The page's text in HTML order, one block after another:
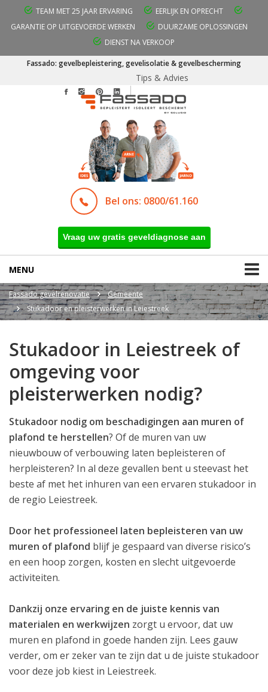
TEAM MET 25 JAAR ERVARING
EERLIJK EN OPRECHT
GARANTIE OP UITGEVOERDE WERKEN
DUURZAME OPLOSSINGEN
DIENST NA VERKOOP
Fassado: gevelbepleistering, gevelisolatie & gevelbescherming
Tips & Advies
Bel ons: 0800/61.160
Vraag uw gratis geveldiagnose aan
MENU
Fassado gevelrenovatie
Gemeente
Stukadoor en pleisterwerken in Leiestreek
Stukadoor in Leiestreek of
omgeving voor
pleisterwerken nodig?
Stukadoor nodig om beschadigingen aan muren of
plafond te herstellen? Of de muren van uw
nieuwbouw of verbouwing laten bepleisteren of
herpleisteren? In al deze gevallen bent u steevast het
beste af met het inhuren van een ervaren stukadoor in
de regio Leiestreek.
Door het professioneel laten bepleisteren van uw
muren of plafond blijf je gespaard van diverse risico’s
en een hoop zorgen, kosten en slecht uitgevoerde
activiteiten.
Dankzij onze ervaring en de juiste kennis van
materialen en werkwijzen zorgt u ervoor, dat uw
muren en plafond in goede handen zijn. Lees gauw
verder, om er zeker van te zijn dat u de juiste stukadoor
voor deze job kiest in Leiestreek.